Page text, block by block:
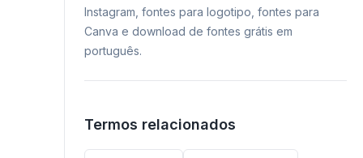
Instagram, fontes para logotipo, fontes para
Canva e download de fontes grátis em
português.
Termos relacionados